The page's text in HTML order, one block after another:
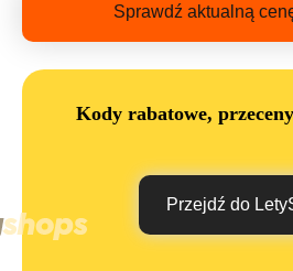
Sprawdź aktualną
Kody rabatowe,
Przejdź do